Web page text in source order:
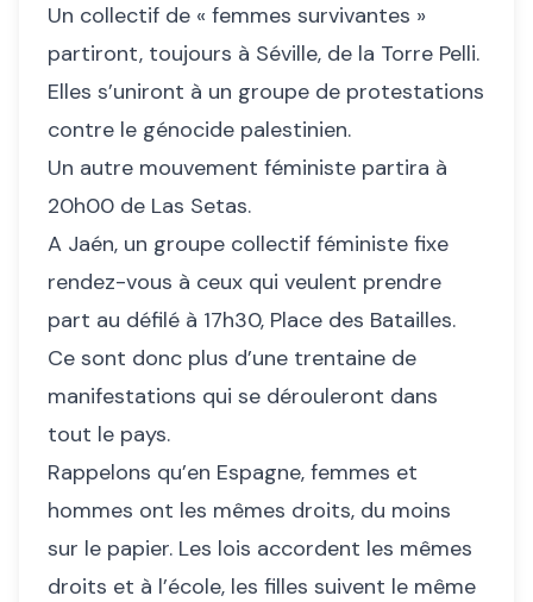
Un collectif de « femmes survivantes »
partiront, toujours à Séville, de la Torre Pelli.
Elles s’uniront à un groupe de protestations
contre le génocide palestinien.
Un autre mouvement féministe partira à
20h00 de Las Setas.
A Jaén, un groupe collectif féministe fixe
rendez-vous à ceux qui veulent prendre
part au défilé à 17h30, Place des Batailles.
Ce sont donc plus d’une trentaine de
manifestations qui se dérouleront dans
tout le pays.
Rappelons qu’en Espagne, femmes et
hommes ont les mêmes droits, du moins
sur le papier. Les lois accordent les mêmes
droits et à l’école, les filles suivent le même